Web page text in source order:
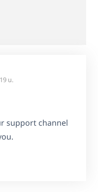
น.
support channel